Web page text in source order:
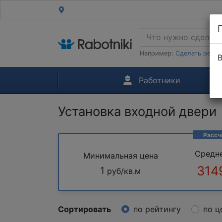
Например: Сделать
Работники
Установка входной двери
Минимальная цена
1 руб/кв.м
Сортировать по рейтингу по